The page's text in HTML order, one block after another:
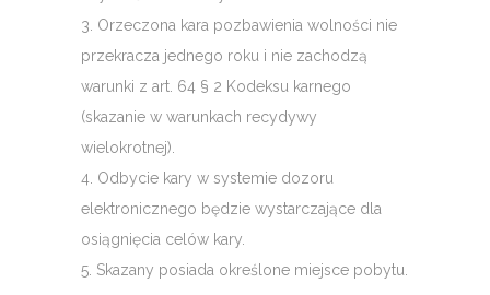
3. Orzeczona kara pozbawienia wolności nie
przekracza jednego roku i nie zachodzą
warunki z art. 64 § 2 Kodeksu karnego
(skazanie w warunkach recydywy
wielokrotnej).
4. Odbycie kary w systemie dozoru
elektronicznego będzie wystarczające dla
osiągnięcia celów kary.
5. Skazany posiada określone miejsce pobytu.